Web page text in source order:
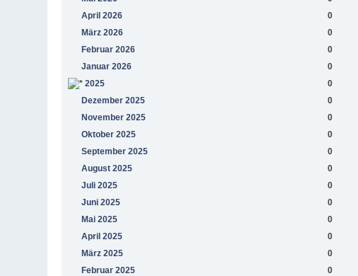
April 2026
0
März 2026
0
Februar 2026
0
Januar 2026
0
2025
0
Dezember 2025
0
November 2025
0
Oktober 2025
0
September 2025
0
August 2025
0
Juli 2025
0
Juni 2025
0
Mai 2025
0
April 2025
0
März 2025
0
Februar 2025
0